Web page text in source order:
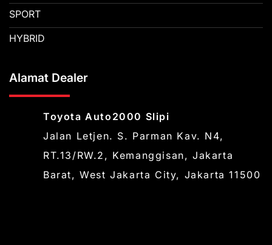
SPORT
HYBRID
Alamat Dealer
Toyota Auto2000 Slipi
Jalan Letjen. S. Parman Kav. N4,
RT.13/RW.2, Kemanggisan, Jakarta
Barat, West Jakarta City, Jakarta 11500